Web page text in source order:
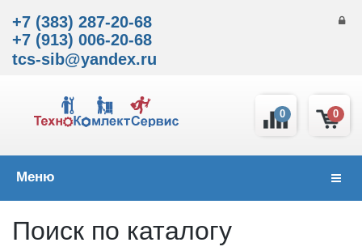
+7 (383) 287-20-68
+7 (913) 006-20-68
tcs-sib@yandex.ru
0
0
Меню
Поиск по каталогу